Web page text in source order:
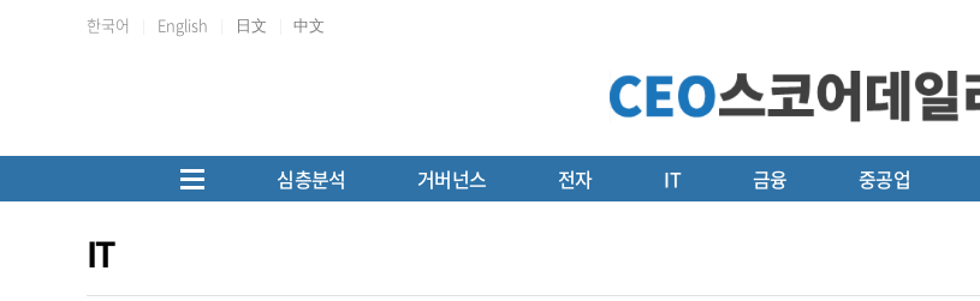
한국어 English 日文 中文
심층분석 거버넌스 전자 IT 금융 중공업
IT